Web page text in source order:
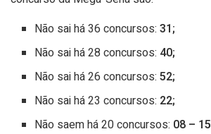
Não sai há 36 concursos:31;
Não sai há 28 concursos: 40;
Não sai há 26 concursos: 52;
Não sai há 23 concursos: 22;
Não saem há 20 concursos: 08 –